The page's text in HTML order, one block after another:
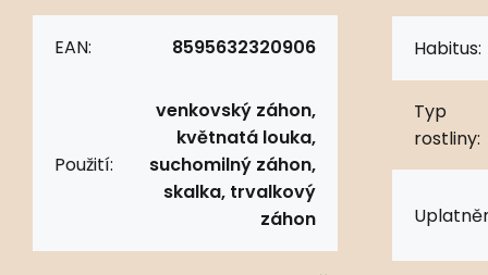
EAN: 8595632320906
Použití:
venkovský záhon,
květnatá louka,
suchomilný záhon,
skalka, trvalkový
záhon
Habitus:
Typ
rostliny: